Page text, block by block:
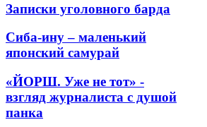
Записки уголовного барда
Сиба-ину – маленький
японский самурай
«ЙОРШ. Уже не тот» -
взгляд журналиста с душой
панка